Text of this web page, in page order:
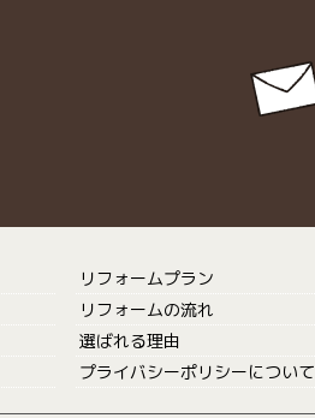
リフォームプラン
リフォームの流れ
選ばれる理由
プライバシーポリシーについて